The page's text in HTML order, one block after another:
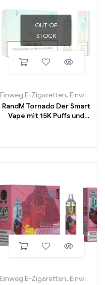
OUT OF
STOCK
Einweg E-Zigaretten, Einweg-E-Zigaretten in Belgien
RandM Tornado Der Smart
Vape mit 15K Puffs und
,Einweg-E-
Einweg E-Zigaretten, Einweg-E-Zigaretten in Belgien